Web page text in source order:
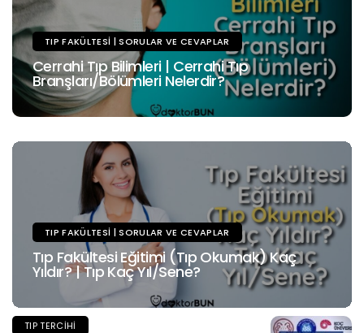
TIP FAKÜLTESI | SORULAR VE CEVAPLAR
Cerrahi Tıp Bilimleri | Cerrahi Tıp
Branşları/Bölümleri Nelerdir?
TIP FAKÜLTESI | SORULAR VE CEVAPLAR
Tıp Fakültesi Eğitimi (Tıp Okumak) Kaç
Yıldır? | Tıp Kaç Yıl/Sene?
TIP TERCIHI